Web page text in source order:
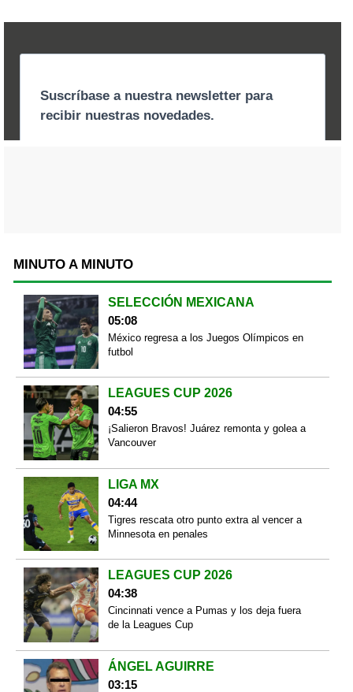
MINUTO A MINUTO
SELECCIÓN MEXICANA
05:08
México regresa a los Juegos Olímpicos en
futbol
LEAGUES CUP 2026
04:55
¡Salieron Bravos! Juárez remonta y golea a
Vancouver
LIGA MX
04:44
Tigres rescata otro punto extra al vencer a
Minnesota en penales
LEAGUES CUP 2026
04:38
Cincinnati vence a Pumas y los deja fuera
de la Leagues Cup
ÁNGEL AGUIRRE
03:15